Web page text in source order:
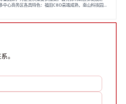
心商务区各具特色：福田CBD高端成熟，南山科技园创
创意产业园注重生态与社群，适合文创、科技类企业。
。